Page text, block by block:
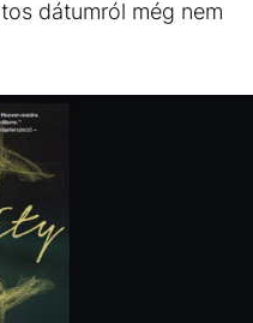
dátumról még nem